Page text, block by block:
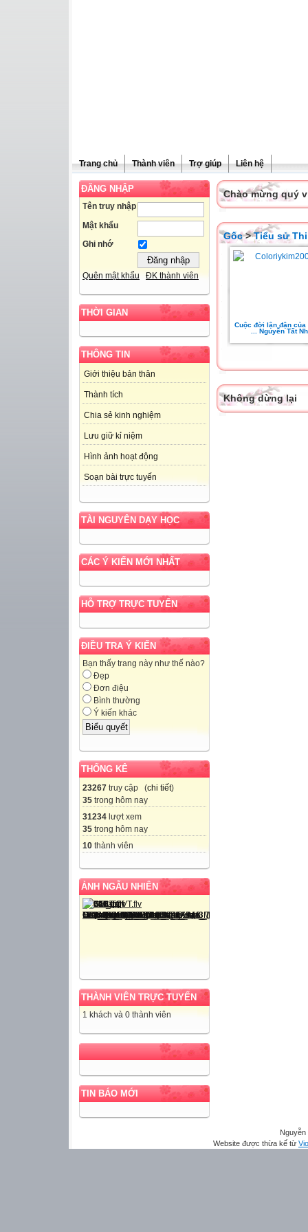
Trang chủ Thành viên Trợ giúp Liên hệ
ĐĂNG NHẬP
Tên truy nhập
Mật khẩu
Ghi nhớ
Quên mật khẩu ĐK thành viên
THỜI GIAN
THÔNG TIN
Giới thiệu bản thân
Thành tích
Chia sẻ kinh nghiệm
Lưu giữ kỉ niệm
Hình ảnh hoạt động
Soạn bài trực tuyến
TÀI NGUYÊN DẠY HỌC
CÁC Ý KIẾN MỚI NHẤT
HỖ TRỢ TRỰC TUYẾN
ĐIỀU TRA Ý KIẾN
Bạn thấy trang này như thế nào?
Đẹp
Đơn điệu
Bình thường
Ý kiến khác
THỐNG KÊ
23267 truy cập (chi tiết)
35 trong hôm nay
31234 lượt xem
35 trong hôm nay
10 thành viên
ẢNH NGẪU NHIÊN
THÀNH VIÊN TRỰC TUYẾN
1 khách và 0 thành viên
TIN BÁO MỚI
Chào mừng quý
Gốc>Tiểu sử
Cuộc đời lận đận
... Nguyễn Tất
Không dừng lại
Website được thừa kế từ